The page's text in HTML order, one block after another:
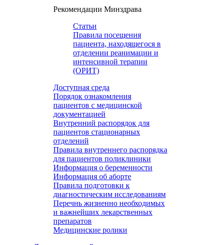
Рекомендации Минздрава
Статьи
Правила посещения
пациента, находящегося в
отделении реанимации и
интенсивной терапии
(ОРИТ)
Доступная среда
Порядок ознакомления
пациентов с медицинской
документацией
Внутренний распорядок для
пациентов стационарных
отделений
Правила внутреннего распорядка
для пациентов поликлиники
Информация о беременности
Информация об аборте
Правила подготовки к
диагностическим исследованиям
Перечнь жизненно необходимых
и важнейших лекарственных
препаратов
Медицинские ролики